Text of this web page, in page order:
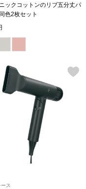
傘／日傘
和装小物
その他
その他
ックコットンのリブ五分丈パ
色2枚セット
ス